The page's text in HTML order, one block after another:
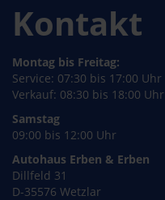
Kontakt
Montag bis Freitag:
Service: 07:30 bis 17:00 Uhr
Verkauf: 08:30 bis 18:00 Uhr
Samstag
09:00 bis 12:00 Uhr
Autohaus Erben & Erben
Dillfeld 31
D-35576 Wetzlar